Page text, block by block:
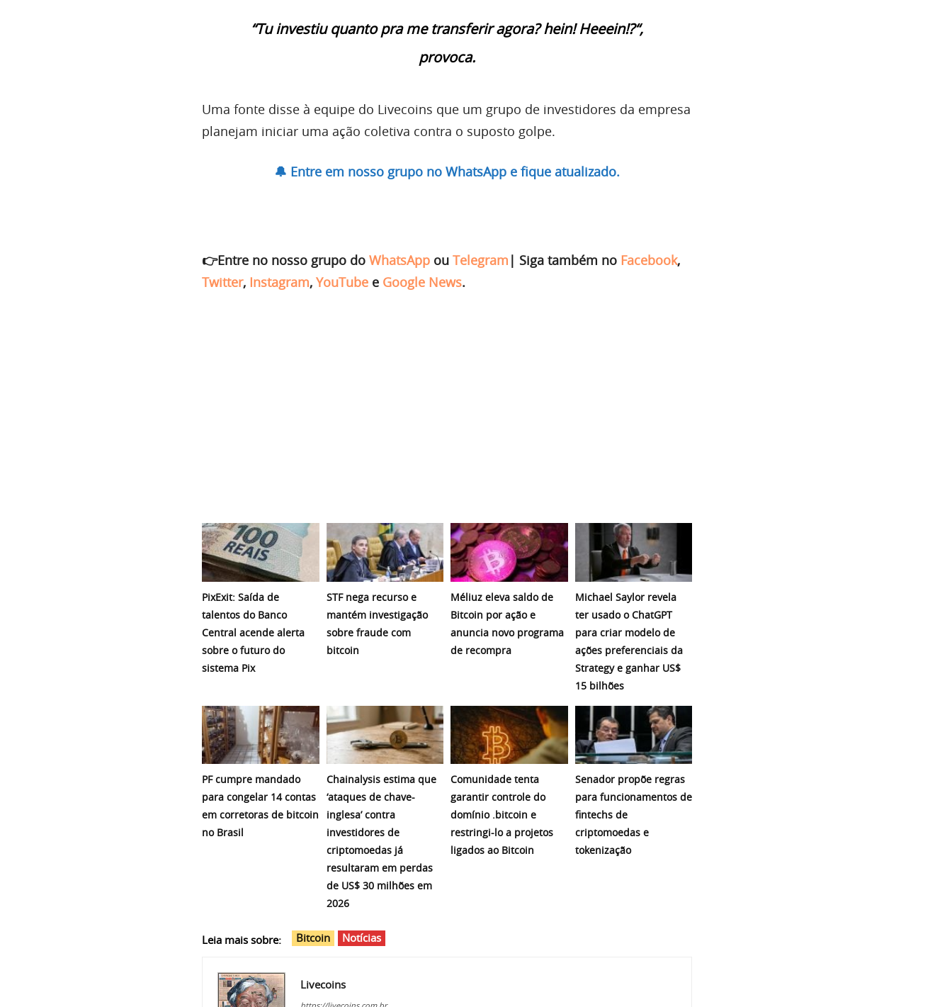
“Tu investiu quanto pra me transferir agora? hein!Heeein!?“,
provoca.
Uma fonte disse à equipe do Livecoins que um grupo de investidores da empresa
planejam iniciar uma ação coletiva contra o suposto golpe.
🔔 Entre em nosso grupo no WhatsApp e fique atualizado.
👉Entre no nosso grupo do WhatsApp ou Telegram | Siga também no Facebook,
Twitter, Instagram, YouTube e Google News.
PixExit: Saída de
talentos do Banco
Central acende alerta
sobre o futuro do
sistema Pix
STF nega recurso e
mantém investigação
sobre fraude com
bitcoin
Méliuz eleva saldo de
Bitcoin por ação e
anuncia novo programa
de recompra
Michael Saylor revela
ter usado o ChatGPT
para criar modelo de
ações preferenciais da
Strategy e ganhar US$
15 bilhões
PF cumpre mandado
para congelar 14 contas
em corretoras de bitcoin
no Brasil
Chainalysis estima que
‘ataques de chave-
inglesa’ contra
investidores de
criptomoedas já
resultaram em perdas
de US$ 30 milhões em
2026
Comunidade tenta
garantir controle do
domínio .bitcoin e
restringi-lo a projetos
ligados ao Bitcoin
Senador propõe regras
para funcionamentos de
fintechs de
criptomoedas e
tokenização
Leia mais sobre: Bitcoin Notícias
Livecoins